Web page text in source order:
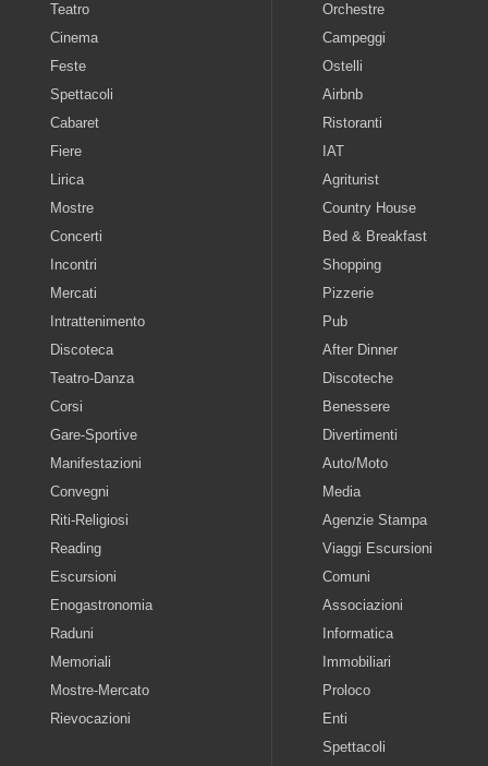
Teatro
Cinema
Feste
Spettacoli
Cabaret
Fiere
Lirica
Mostre
Concerti
Incontri
Mercati
Intrattenimento
Discoteca
Teatro-Danza
Corsi
Gare-Sportive
Manifestazioni
Convegni
Riti-Religiosi
Reading
Escursioni
Enogastronomia
Raduni
Memoriali
Mostre-Mercato
Rievocazioni
Orchestre
Campeggi
Ostelli
Airbnb
Ristoranti
IAT
Agriturist
Country House
Bed & Breakfast
Shopping
Pizzerie
Pub
After Dinner
Discoteche
Benessere
Divertimenti
Auto/Moto
Media
Agenzie Stampa
Viaggi Escursioni
Comuni
Associazioni
Informatica
Immobiliari
Proloco
Enti
Spettacoli